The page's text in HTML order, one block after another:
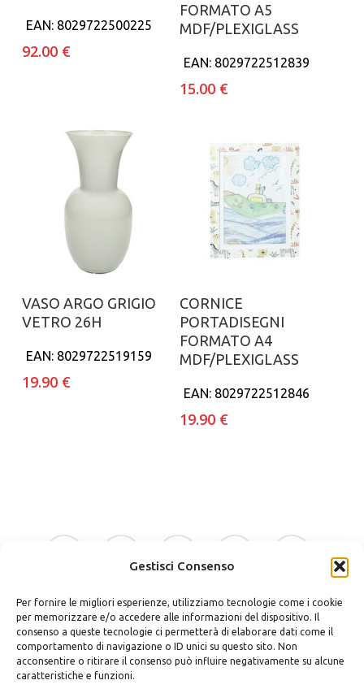
Gestisci Consenso
Per fornire le migliori esperienze, utilizziamo tecnologie come i cookie
per memorizzare e/o accedere alle informazioni del dispositivo. Il
consenso a queste tecnologie ci permetterà di elaborare dati come il
comportamento di navigazione o ID unici su questo sito. Non
acconsentire o ritirare il consenso può influire negativamente su alcune
caratteristiche e funzioni.
EAN: 8029722500225
92.00 €
FORMATO A5
MDF/PLEXIGLASS
EAN: 8029722512839
15.00 €
Aggiungi al carrello
VASO ARGO GRIGIO
VETRO 26H
EAN: 8029722519159
19.90 €
Aggiungi al carrello
CORNICE
PORTADISEGNI
FORMATO A4
MDF/PLEXIGLASS
EAN: 8029722512846
19.90 €
facebook
google-
instagram whatsapp tiktok
phone email